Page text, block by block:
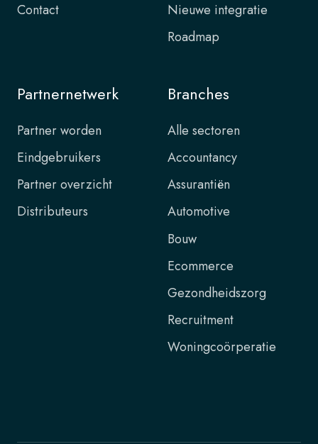
Contact
Nieuwe integratie
Roadmap
Partnernetwerk
Partner worden
Eindgebruikers
Partner overzicht
Distributeurs
Branches
Alle sectoren
Accountancy
Assurantiën
Automotive
Bouw
Ecommerce
Gezondheidszorg
Recruitment
Woningcoörperatie